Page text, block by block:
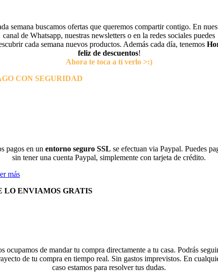
semana buscamos ofertas que queremos compartir contigo. En
canal de Whatsapp, nuestras newsletters o en la redes sociales puedes
cada semana nuevos productos. Además cada día, tenemos
feliz de descuentos!
Ahora te toca a tí verlo >:)
CON SEGURIDAD
pagos en un entorno seguro SSL se efectuan via Paypal. Puedes
sin tener una cuenta Paypal, simplemente con tarjeta de crédito.
más
LO ENVIAMOS GRATIS
ocupamos de mandar tu compra directamente a tu casa. Podrás
de tu compra en tiempo real. Sin gastos imprevistos. En
caso estamos para resolver tus dudas.